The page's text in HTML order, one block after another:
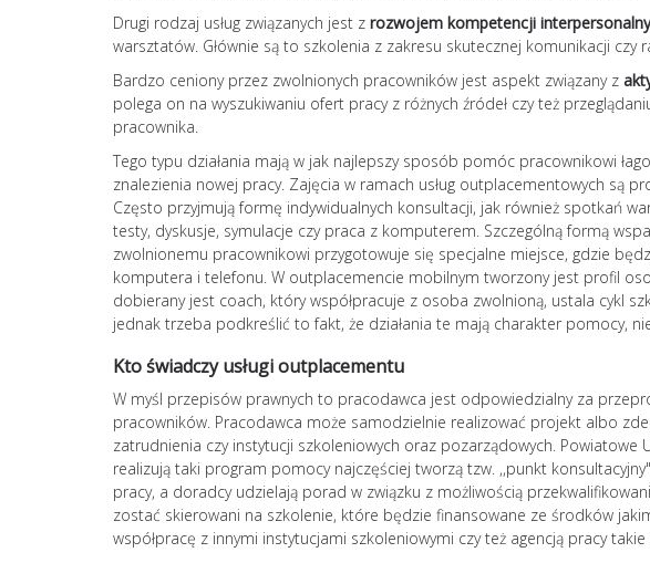
Drugi rodzaj usług związanych jest z rozwojem kompetencji
warsztatów. Głównie są to szkolenia z zakresu skutecznej komunikacji
Bardzo ceniony przez zwolnionych pracowników jest aspekt związany z
polega on na wyszukiwaniu ofert pracy z różnych źródeł czy też
pracownika.
Tego typu działania mają w jak najlepszy sposób pomóc pracownikowi
znalezienia nowej pracy. Zajęcia w ramach usług outplacementowych są
Często przyjmują formę indywidualnych konsultacji, jak również spotkań
testy, dyskusje, symulacje czy praca z komputerem. Szczególną formą
zwolnionemu pracownikowi przygotowuje się specjalne miejsce, gdzie
komputera i telefonu. W outplacemencie mobilnym tworzony jest profil
dobierany jest coach, który współpracuje z osoba zwolnioną, ustala cykl
jednak trzeba podkreślić to fakt, że działania te mają charakter pomocy,
Kto świadczy usługi outplacementu
W myśl przepisów prawnych to pracodawca jest odpowiedzialny za
pracowników. Pracodawca może samodzielnie realizować projekt albo
zatrudnienia czy instytucji szkoleniowych oraz pozarządowych.
realizują taki program pomocy najczęściej tworzą tzw. ,,punkt
pracy, a doradcy udzielają porad w związku z możliwością
zostać skierowani na szkolenie, które będzie finansowane ze środków
współpracę z innymi instytucjami szkoleniowymi czy też agencją pracy